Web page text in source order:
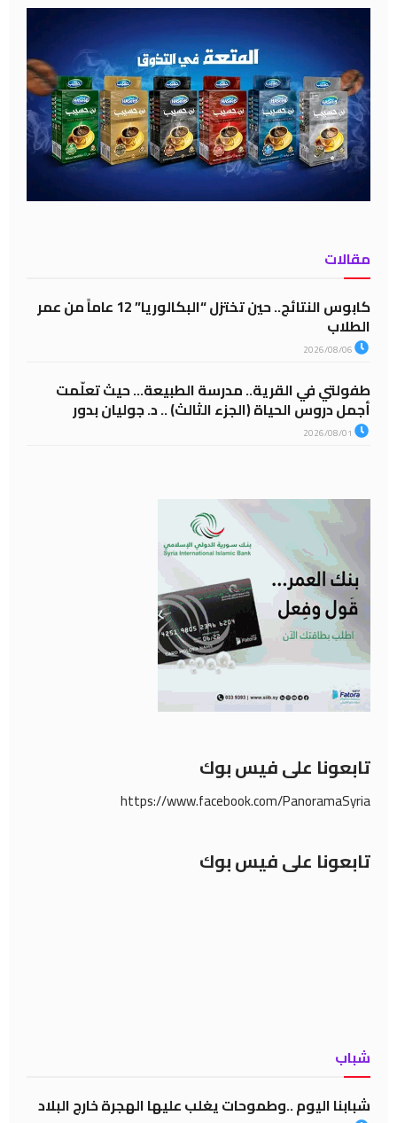
مقالات
كابوس النتائج.. حين تختزل “البكالوريا” 12 عاماً من عمر
الطلاب
طفولتي في القرية.. مدرسة الطبيعة… حيث تعلّمت
أجمل دروس الحياة (الجزء الثالث) .. د. جوليان بدور
تابعونا على فيس بوك
https://www.facebook.com/PanoramaSyria
تابعونا على فيس بوك
شباب
شبابنا اليوم ..وطموحات يغلب عليها الهجرة خارج البلاد